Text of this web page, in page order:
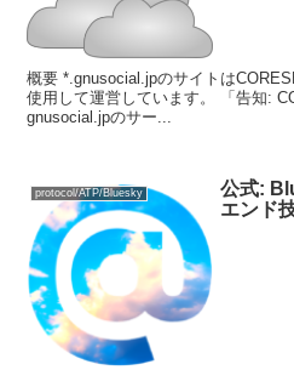
概要 *.gnusocial.jpのサイトは
使用して運営しています。 「告知:
gnusocial.jpのサー...
protocol/ATP/Bluesky
公式:
エンド